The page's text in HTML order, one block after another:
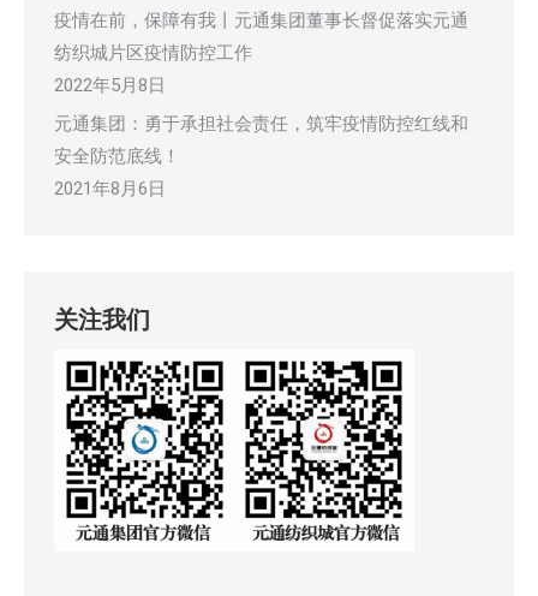
疫情在前，保障有我丨元通集团董事长督促落实元通
纺织城片区疫情防控工作
2022年5月8日
元通集团：勇于承担社会责任，筑牢疫情防控红线和
安全防范底线！
2021年8月6日
关注我们